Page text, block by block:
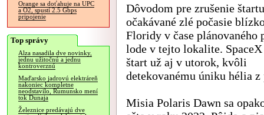
Orange sa doťahuje na UPC
a O2, spustí 2.5 Gbps
pripojenie
Top správy
Alza nasadila dve novinky,
jednu užitočnú a jednu
kontroverznú
Maďarsko jadrovú elektráreň
nakoniec kompletne
neodstavilo, Rumunsko mení
tok Dunaja
Železnice predávajú dve
Dôvodom pre zrušenie
očakávané zlé počasie
Floridy v čase plánovaného
lode v tejto lokalite.
štart už aj v utorok, kvôli
detekovanému úniku hélia
Misia Polaris Dawn sa